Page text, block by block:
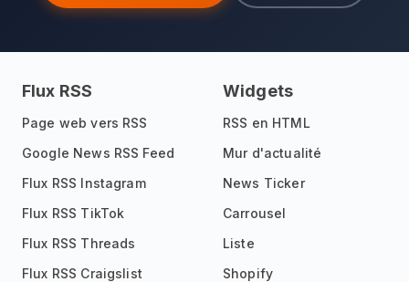
Flux RSS
Page web vers RSS
Google News RSS Feed
Flux RSS Instagram
Flux RSS TikTok
Flux RSS Threads
Flux RSS Craigslist
Widgets
RSS en HTML
Mur d'actualité
News Ticker
Carrousel
Liste
Shopify